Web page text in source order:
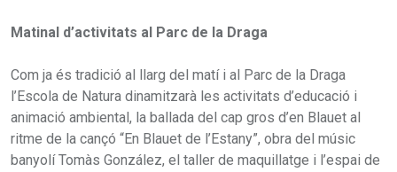
Matinal d’activitats al Parc de la Draga
Com ja és tradició al llarg del matí i al Parc de la Draga
l’Escola de Natura dinamitzarà les activitats d’educació i
animació ambiental, la ballada del cap gros d’en Blauet al
ritme de la cançó “En Blauet de l’Estany”, obra del músic
banyolí Tomàs González, el taller de maquillatge i l’espai de